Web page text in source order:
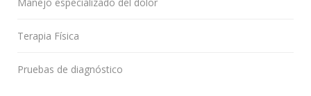
Terapia Física
Pruebas de diagnóstico